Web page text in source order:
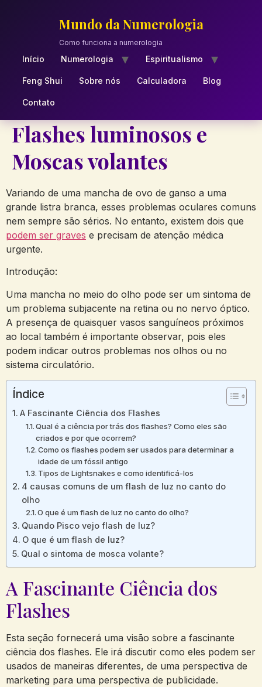
Mundo da Numerologia
Como funciona a numerologia
Início Numerologia Espiritualismo
Feng Shui Sobre nós Calculadora Blog
Contato
Flashes luminosos e
Moscas volantes
Variando de uma mancha de ovo de ganso a uma
grande listra branca, esses problemas oculares comuns
nem sempre são sérios. No entanto, existem dois que
podem ser graves e precisam de atenção médica
urgente.
Introdução:
Uma mancha no meio do olho pode ser um sintoma de
um problema subjacente na retina ou no nervo óptico.
A presença de quaisquer vasos sanguíneos próximos
ao local também é importante observar, pois eles
podem indicar outros problemas nos olhos ou no
sistema circulatório.
Índice
A Fascinante Ciência dos Flashes
Qual é a ciência por trás dos flashes? Como eles são
criados e por que ocorrem?
Como os flashes podem ser usados para determinar a
idade de um fóssil antigo
Tipos de Lightsnakes e como identificá-los
4 causas comuns de um flash de luz no canto do
olho
O que é um flash de luz no canto do olho?
Quando Pisco vejo flash de luz?
O que é um flash de luz?
Qual o sintoma de mosca volante?
A Fascinante Ciência dos
Flashes
Esta seção fornecerá uma visão sobre a fascinante
ciência dos flashes. Ele irá discutir como eles podem ser
usados de maneiras diferentes, de uma perspectiva de
marketing para uma perspectiva de publicidade.